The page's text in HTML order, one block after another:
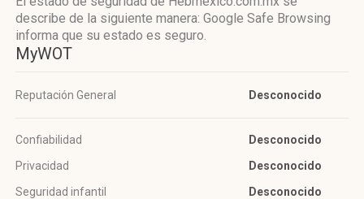
describe de la siguiente manera: Google Safe Browsing
informa que su estado es seguro.
MyWOT
Reputación General Desconocido
Confiabilidad
Desconocido
Privacidad
Desconocido
Seguridad infantil
Desconocido